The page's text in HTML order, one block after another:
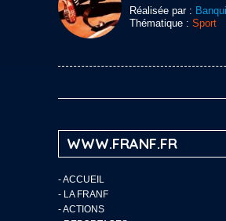
Réalisée par :
Thématique : Sport
WWW.FRANF.FR
-ACCUEIL
- LA FRANF
-ACTIONS